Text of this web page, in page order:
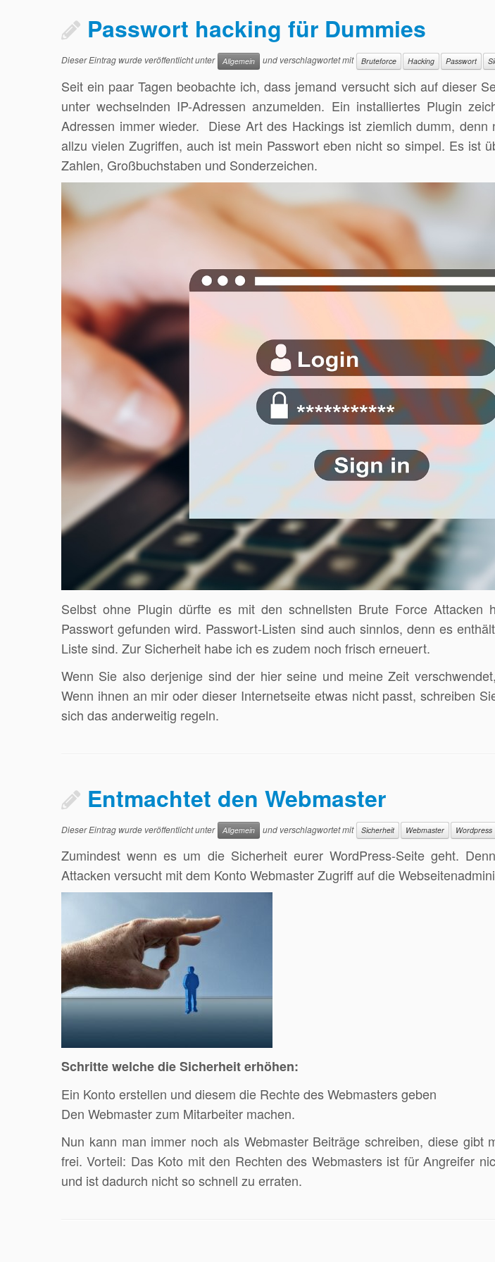
Passwort hacking für Dummies
Dieser Eintrag wurde veröffentlicht unter Allgemein und verschlagwortet mit Bruteforce Hacking Passwort
Seit ein paar Tagen beobachte ich, dass jemand versucht sich auf dieser
unter wechselnden IP-Adressen anzumelden. Ein installiertes Plugin
Adressen immer wieder. Diese Art des Hackings ist ziemlich dumm,
allzu vielen Zugriffen, auch ist mein Passwort eben nicht so simpel. Es ist
Zahlen, Großbuchstaben und Sonderzeichen.
Selbst ohne Plugin dürfte es mit den schnellsten Brute Force Attacken
Passwort gefunden wird. Passwort-Listen sind auch sinnlos, denn es
Liste sind. Zur Sicherheit habe ich es zudem noch frisch erneuert.
Wenn Sie also derjenige sind der hier seine und meine Zeit
Wenn ihnen an mir oder dieser Internetseite etwas nicht passt, schreiben
sich das anderweitig regeln.
Entmachtet den Webmaster
Dieser Eintrag wurde veröffentlicht unter Allgemein und verschlagwortet mit Sicherheit Webmaster Wordpress
Zumindest wenn es um die Sicherheit eurer WordPress-Seite geht.
Attacken versucht mit dem Konto Webmaster Zugriff auf die
Schritte welche die Sicherheit erhöhen:
Ein Konto erstellen und diesem die Rechte des Webmasters geben
Den Webmaster zum Mitarbeiter machen.
Nun kann man immer noch als Webmaster Beiträge schreiben, diese gibt
frei. Vorteil: Das Koto mit den Rechten des Webmasters ist für Angreifer
und ist dadurch nicht so schnell zu erraten.